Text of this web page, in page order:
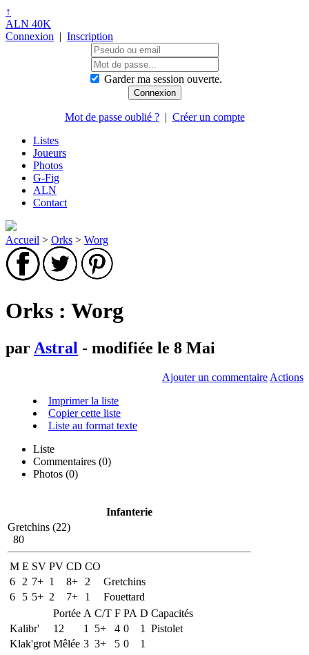
↑
ALN 40K
Connexion | Inscription
Garder ma session ouverte.
Mot de passe oublié ?| Créer un compte
Listes
Joueurs
Photos
G-Fig
ALN
Contact
Accueil > Orks > Worg
Orks : Worg
par Astral - modifiée le 8 Mai
Ajouter un commentaire Actions
Imprimer la liste
Copier cette liste
Liste au format texte
Liste
Commentaires (0)
Photos (0)
Infanterie
Gretchins (22)
80
M E SV PV CD CO
6
2 7+ 1 8+ 2
Gretchins
6
5 5+ 2 7+ 1
Fouettard
Portée A C/T F PA D Capacités
Kalibr'
12 1 5+ 4 0 1
Pistolet
Klak'grot Mêlée 3 3+ 5 0 1